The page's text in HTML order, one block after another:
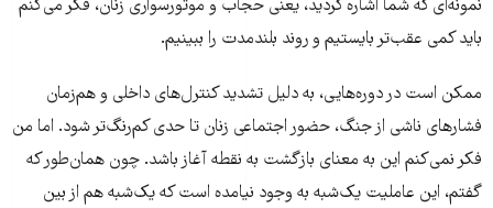
نمونه‌ای که شما اشاره کردید، یعنی حجاب و موتورسواری زنان، فکر می‌کنم
باید کمی عقب‌تر بایستیم و روند بلندمدت را ببینیم.
ممکن است در دوره‌هایی، به دلیل تشدید کنترل‌های داخلی و هم‌زمان
فشارهای ناشی از جنگ، حضور اجتماعی زنان تا حدی کم‌رنگ‌تر شود. اما من
فکر نمی‌کنم این به معنای بازگشت به نقطه آغاز باشد. چون همان‌طور که
گفتم، این عاملیت یک‌شبه به وجود نیامده است که یک‌شبه هم از بین